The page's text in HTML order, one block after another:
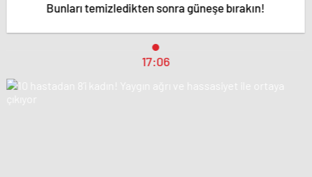
Bunları temizledikten sonra güneşe bırakın!
17:06